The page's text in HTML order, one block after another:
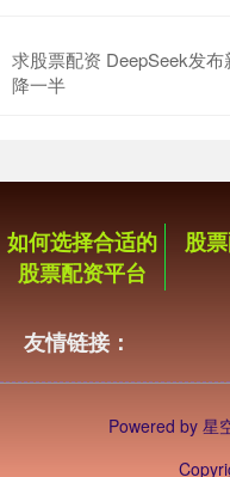
求股票配资 DeepSeek发
降一半
如何选择合适的
股票配资平台
股
友情链接：
Powered by 星